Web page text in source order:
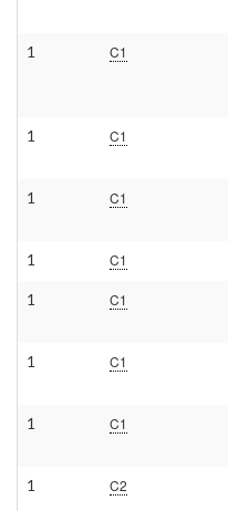
1 C1
1 C1
1 C1
1 C1
1 C1
1 C1
1 C1
1 C2